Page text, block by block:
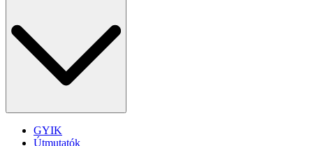
GYIK
Útmutatók